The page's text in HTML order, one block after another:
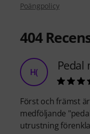
Poängpolicy
404
H( Pedal
Först och främst
medföljande
utrustning